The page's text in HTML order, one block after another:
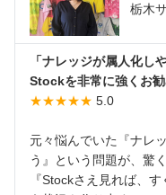
栃木
「ナレッジが属人化し
Stockを非常に強くお勧
★★★★★ 5.0
元々悩んでいた『ナレ
う』という問題が、驚
『Stockさえ見れば、